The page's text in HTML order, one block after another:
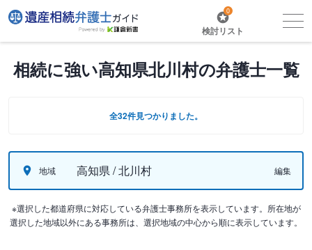
0
検討リスト
相続に強い高知県北川村の弁護士一覧
全32件見つかりました。
地域 高知県 / 北川村 編集
※選択した都道府県に対応している弁護士事務所を表示しています。所在地が
選択した地域以外にある事務所は、選択地域の中心から順に表示しています。